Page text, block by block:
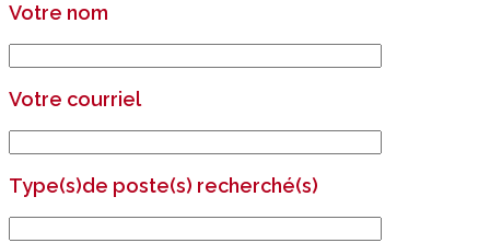
Votre nom
Votre courriel
Type(s)de poste(s) recherché(s)